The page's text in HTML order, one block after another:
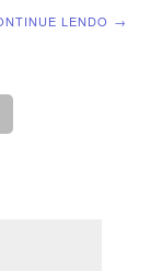
28)
LENDO →